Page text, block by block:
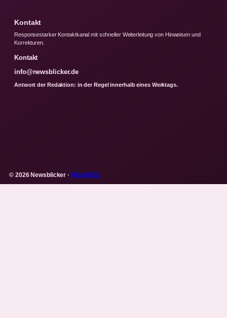
Kontakt
Responsestarker Kontaktkanal mit schneller Weiterleitung von Hinweisen und
Korrekturen.
Kontakt
info@newsblicker.de
Antwort der Redaktion: in der Regel innerhalb eines Werktags.
© 2026 Newsblicker · WorldRSS